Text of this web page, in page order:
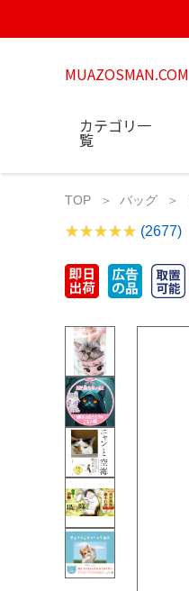
MUAZOSMAN.COM
カテゴリ一
覧
TOP バッグ
(2677)